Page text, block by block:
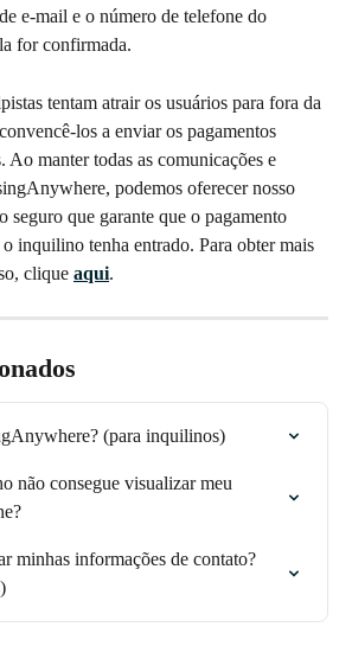
e-mail e o número de telefone do
for confirmada.
tentam atrair os usuários para fora da
los a enviar os pagamentos
Ao manter todas as comunicações e
podemos oferecer nosso
seguro que garante que o pagamento
o inquilino tenha entrado. Para obter mais
clique aqui.
(para inquilinos)
não consegue visualizar meu
minhas informações de contato?